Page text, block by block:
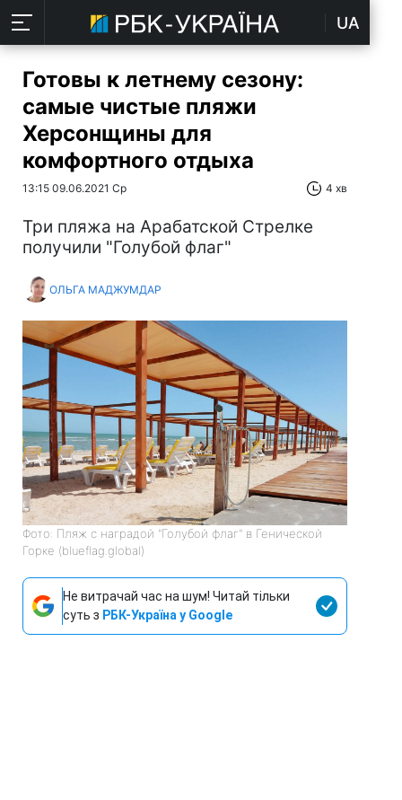
UA
Готовы к летнему сезону:
самые чистые пляжи
Херсонщины для
комфортного отдыха
13:15 09.06.2021 Ср 4 хв
Три пляжа на Арабатской Стрелке
получили "Голубой флаг"
ОЛЬГА МАДЖУМДАР
Фото: Пляж с наградой "Голубой флаг" в Генической
Горке (blueflag.global)
Не витрачай час на шум! Читай тільки
суть з РБК-Україна у Google